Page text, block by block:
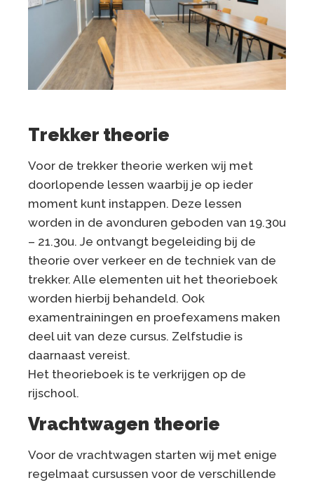
Trekker theorie
Voor de trekker theorie werken wij met
doorlopende lessen waarbij je op ieder
moment kunt instappen. Deze lessen
worden in de avonduren geboden van 19.30u
– 21.30u. Je ontvangt begeleiding bij de
theorie over verkeer en de techniek van de
trekker. Alle elementen uit het theorieboek
worden hierbij behandeld. Ook
examentrainingen en proefexamens maken
deel uit van deze cursus. Zelfstudie is
daarnaast vereist.
Het theorieboek is te verkrijgen op de
rijschool.
Vrachtwagen theorie
Voor de vrachtwagen starten wij met enige
regelmaat cursussen voor de verschillende